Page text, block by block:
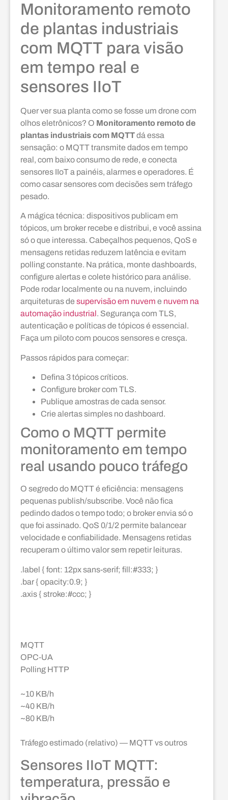
Monitoramento remoto
de plantas industriais
com MQTT para visão
em tempo real e
sensores IIoT
Quer ver sua planta como se fosse um drone com
olhos eletrônicos? O Monitoramento remoto de
plantas industriais com MQTTdá essa
sensação: o MQTT transmite dados em tempo
real, com baixo consumo de rede, e conecta
sensores IIoT a painéis, alarmes e operadores. É
como casar sensores com decisões sem tráfego
pesado.
A mágica técnica: dispositivos publicam em
tópicos, um broker recebe e distribui, e você assina
só o que interessa. Cabeçalhos pequenos, QoS e
mensagens retidas reduzem latência e evitam
polling constante. Na prática, monte dashboards,
configure alertas e colete histórico para análise.
Pode rodar localmente ou na nuvem, incluindo
arquiteturas de supervisão em nuvem e nuvem na
automação industrial. Segurança com TLS,
autenticação e políticas de tópicos é essencial.
Faça um piloto com poucos sensores e cresça.
Passos rápidos para começar:
Defina 3 tópicos críticos.
Configure broker com TLS.
Publique amostras de cada sensor.
Crie alertas simples no dashboard.
Como o MQTT permite
monitoramento em tempo
real usando pouco tráfego
O segredo do MQTT é eficiência: mensagens
pequenas publish/subscribe. Você não fica
pedindo dados o tempo todo; o broker envia só o
que foi assinado. QoS 0/1/2 permite balancear
velocidade e confiabilidade. Mensagens retidas
recuperam o último valor sem repetir leituras.
.label { font: 12px sans-serif; fill:#333; }
.bar { opacity:0.9; }
.axis { stroke:#ccc; }
MQTT
OPC‑UA
Polling HTTP
~10 KB/h
~40 KB/h
~80 KB/h
Tráfego estimado (relativo) — MQTT vs outros
Sensores IIoT MQTT:
temperatura, pressão e